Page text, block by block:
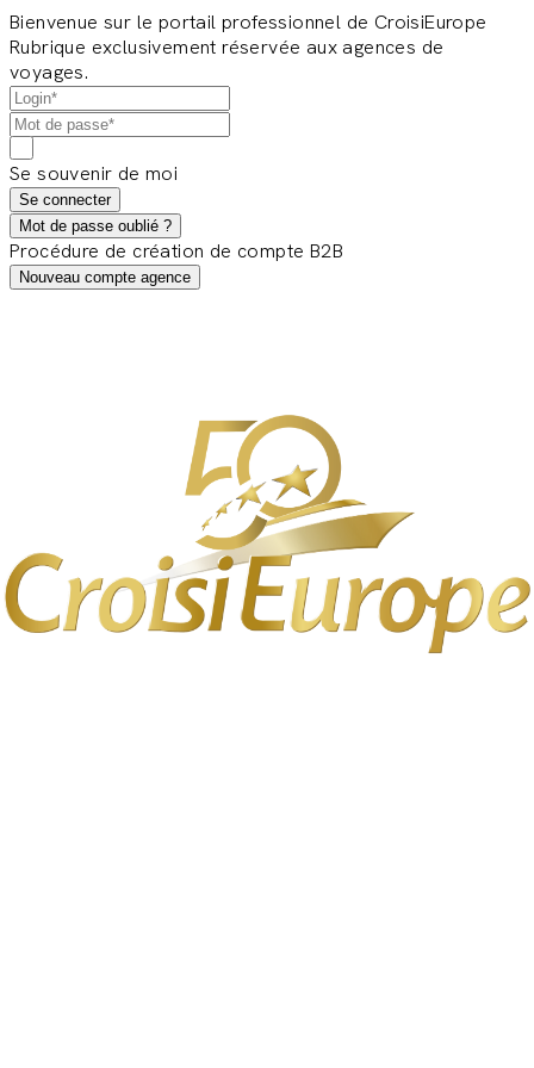
Bienvenue sur le portail professionnel de CroisiEurope
Rubrique exclusivement réservée aux agences de
voyages.
Se souvenir de moi
Se connecter
Mot de passe oublié ?
Procédure de création de compte B2B
Nouveau compte agence